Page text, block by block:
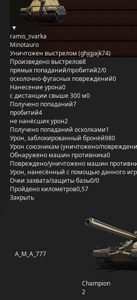
ramis_svarka
Minotauro
Уничтожен выстрелом (ghjgjajk74)
Произведено выстрелов8
прямых попаданий/пробитий2/0
осколочно-фугасных повреждений0
Нанесение урона0
с дистанции свыше 300 м0
Получено попаданий7
пробитий4
не нанёсших урон2
Получено попаданий осколками1
Урон, заблокированный бронёй980
Урон союзникам (уничтожено/
Обнаружено машин противника0
Повреждено/уничтожено машин
Урон, нанесённый с помощью данного
Очки захвата/защиты базы0/0
Пройдено километров0,57
Закрыть
A_M_A_777
Champion
2